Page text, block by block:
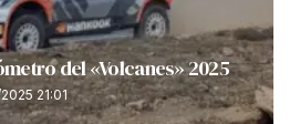
del «Volcanes» 2025
21:01